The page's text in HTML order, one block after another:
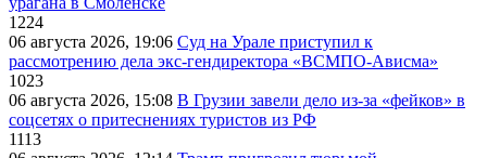
1224
06 августа 2026, 19:06 Суд на Урале приступил к
рассмотрению дела экс-гендиректора «ВСМПО-Ависма»
1023
06 августа 2026, 15:08 В Грузии завели дело из-за «фейков» в
соцсетях о притеснениях туристов из РФ
1113